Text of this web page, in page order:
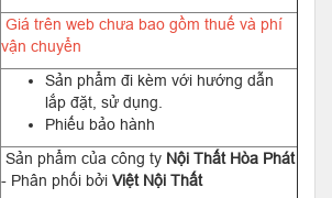
Giá trên web chưa bao gồm thuế và phí
vận chuyển
Sản phẩm đi kèm với hướng dẫn
lắp đặt, sử dụng.
Phiếu bảo hành
Sản phẩm của công ty Nội Thất Hòa Phát
- Phân phối bởi Việt Nội Thất